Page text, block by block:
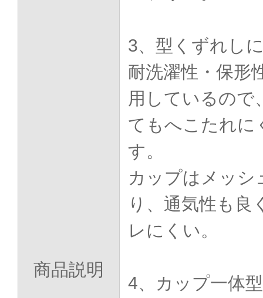
商品説明
3、型くずれし
耐洗濯性・保形
用しているので
てもへこたれに
す。
カップはメッシ
り、通気性も良
レにくい。
4、カップ一体型